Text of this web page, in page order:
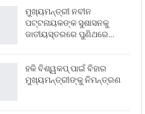
ମୁଖ୍ୟମନ୍ତ୍ରୀ ନବୀନ
ପଟ୍ଟନାୟକଙ୍କ ସୁଶାସନକୁ
ଜାତୀୟସ୍ତରରେ ପୁଣିଥରେ…
ହକି ବିଶ୍ୱକପ୍ ପାଇଁ ବିହାର
ମୁଖ୍ୟମନ୍ତ୍ରୀଙ୍କୁ ନିମନ୍ତ୍ରଣ